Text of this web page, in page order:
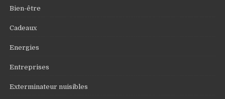
Bien-être
Cadeaux
Energies
Entreprises
Exterminateur nuisibles